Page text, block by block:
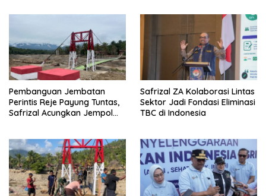
Pembanguan Jembatan
Perintis Reje Payung Tuntas,
Safrizal Acungkan Jempol
Safrizal ZA Kolaborasi Lintas
Sektor Jadi Fondasi Eliminasi
TBC di Indonesia